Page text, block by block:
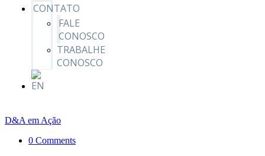
CONTATO
FALE
CONOSCO
TRABALHE
CONOSCO
D&A em Ação
0 Comments